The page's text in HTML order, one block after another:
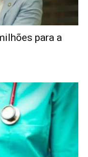
para a